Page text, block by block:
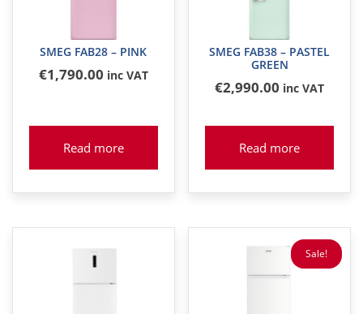
SMEG FAB28 – PINK
€1,790.00 inc VAT
Read more
SMEG FAB38 – PASTEL
GREEN
€2,990.00 inc VAT
Read more
Sale!